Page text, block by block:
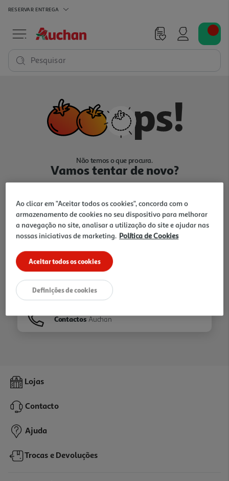
RESERVAR ENTREGA
Pesquisar
Não temos o que procura.
Vamos tentar de novo?
Ir para Homepage
Folhetos
Contactos Auchan
Lojas
Contacto
Ajuda
Trocas e Devoluções
Ao clicar em "Aceitar todos os cookies", concorda com o
armazenamento de cookies no seu dispositivo para melhorar
a navegação no site, analisar a utilização do site e ajudar nas
nossas iniciativas de marketing. Política de Cookies
Aceitar todos os cookies
Definições de cookies